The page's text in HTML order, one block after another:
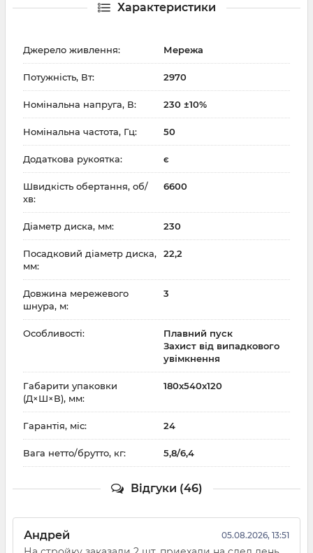
Характеристики
Джерело живлення: Мережа
Потужність, Вт: 2970
Номінальна напруга, В: 230 ±10%
Номінальна частота, Гц: 50
Додаткова рукоятка: є
Швидкість обертання, об/
хв:
6600
Діаметр диска, мм: 230
Посадковий діаметр диска,
мм:
22,2
Довжина мережевого
шнура, м:
3
Особливості:
Плавний пуск
Захист від випадкового
увімкнення
Габарити упаковки
(Д×Ш×В), мм:
180x540x120
Гарантія, міс: 24
Вага нетто/брутто, кг: 5,8/6,4
Відгуки (46)
Андрей 05.08.2026, 13:51